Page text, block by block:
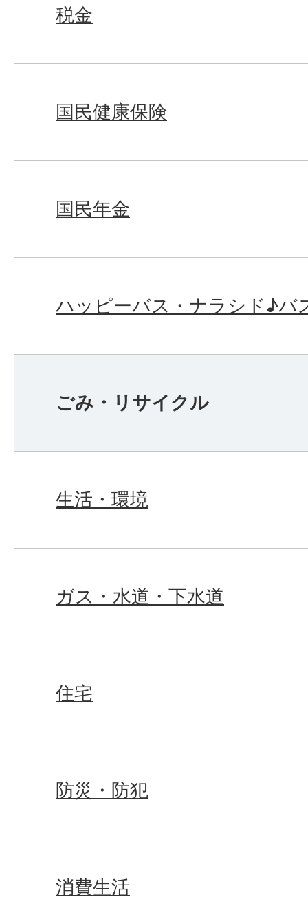
税金
国民健康保険
国民年金
ハッピーバス・ナラシド♪バ
ごみ・リサイクル
生活・環境
ガス・水道・下水道
住宅
防災・防犯
消費生活